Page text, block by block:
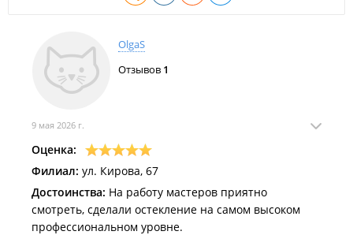
ОlgaS
Отзывов 1
9 мая 2026 г.
Оценка:
Филиал: ул. Кирова, 67
Достоинства: На работу мастеров приятно
смотреть, сделали остекление на самом высоком
профессиональном уровне.